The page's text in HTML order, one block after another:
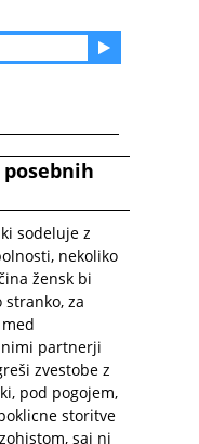
sodeluje z
nekoliko
žensk bi
za
partnerji
zvestobe z
pod pogojem,
storitve
saj ni